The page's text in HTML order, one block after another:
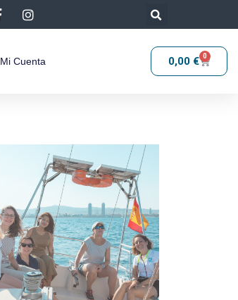
Mi Cuenta 0,00 € 0